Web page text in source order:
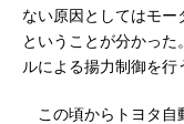
ない原因としてはモ
ということが分かっ
ルによる揚力制御を行
この頃からトヨタ自